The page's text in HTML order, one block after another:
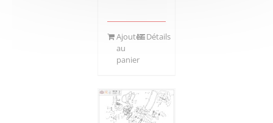
Ajouter
au
panier
Détails